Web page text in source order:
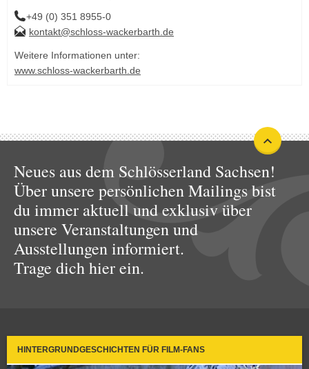
+49 (0) 351 8955-0
kontakt@schloss-wackerbarth.de
Weitere Informationen unter:
www.schloss-wackerbarth.de
Neues aus dem Schlösserland Sachsen!
Über unsere persönlichen Mailings bist
du immer aktuell und exklusiv über
unsere Veranstaltungen und
Ausstellungen informiert.
Trage dich hier ein.
HINTERGRUNDGESCHICHTEN FÜR FILM-FANS